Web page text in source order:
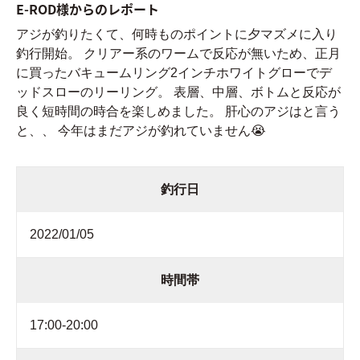
E-ROD様からのレポート
アジが釣りたくて、何時ものポイントに夕マズメに入り
釣行開始。 クリアー系のワームで反応が無いため、正月
に買ったバキュームリング2インチホワイトグローでデ
ッドスローのリーリング。 表層、中層、ボトムと反応が
良く短時間の時合を楽しめました。 肝心のアジはと言う
と、、 今年はまだアジが釣れていません😭
釣行日
2022/01/05
時間帯
17:00-20:00